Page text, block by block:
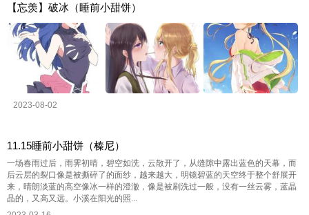
【忘羡】破冰（睡前小甜饼）
2023-08-02
11.15睡前小甜饼（榛尼）
一场春雨过后，雨霁初晴，碧空如洗，云散开了，从缝隙中露出蓝色的天幕，而
后云层的裂口像是被撕碎了的面纱，越来越大，明镜碧蓝的天空终于整个舒展开
来，晴朗淡蓝的高空像冰一样的澄澈，像是被刷洗过一般，没有一丝云雾，蓝晶
晶的，又高又远。小溪在阳光的照...